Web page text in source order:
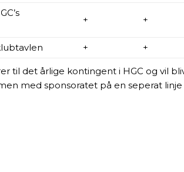
+ +
+ +
til det årlige kontingent i HGC og vil
med sponsoratet på en seperat linje